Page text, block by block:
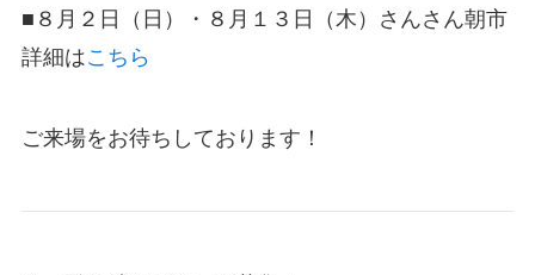
■８月２日（日）・８月１３日（木）さんさん朝市
詳細はこちら
ご来場をお待ちしております！